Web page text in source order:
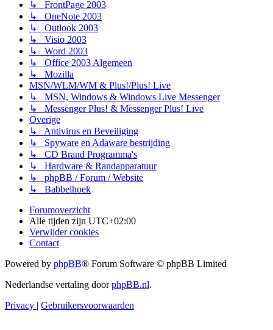
↳ FrontPage 2003
↳ OneNote 2003
↳ Outlook 2003
↳ Visio 2003
↳ Word 2003
↳ Office 2003 Algemeen
↳ Mozilla
MSN/WLM/WM & Plus!/Plus! Live
↳ MSN, Windows & Windows Live Messenger
↳ Messenger Plus! & Messenger Plus! Live
Overige
↳ Antivirus en Beveiliging
↳ Spyware en Adaware bestrijding
↳ CD Brand Programma's
↳ Hardware & Randapparatuur
↳ phpBB / Forum / Website
↳ Babbelhoek
Forumoverzicht
Alle tijden zijn UTC+02:00
Verwijder cookies
Contact
Powered by phpBB® Forum Software © phpBB Limited
Nederlandse vertaling doorphpBB.nl.
Privacy | Gebruikersvoorwaarden